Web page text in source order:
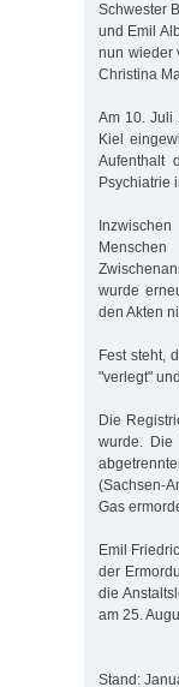
Schwester
und Emil
nun wieder
Christina
Am 10. Juli
Kiel
Aufenthalt
Psychiatrie
wurde
den Akten
Fest steht,
"verlegt"
Die
wurde.
(Sachsen-
Gas
Emil
der
die
am 25.
Stand: